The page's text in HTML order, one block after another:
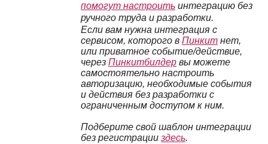
помогут настроить интеграцию без
ручного труда и разработки.
Если вам нужна интеграция с
сервисом, которого в Пинкит нет,
или приватное событие/действие,
через Пинкитбилдер вы можете
самостоятельно настроить
авторизацию, необходимые события
и действия без разработки с
ограниченным доступом к ним.
Подберите свой шаблон интеграции
без регистрации здесь.